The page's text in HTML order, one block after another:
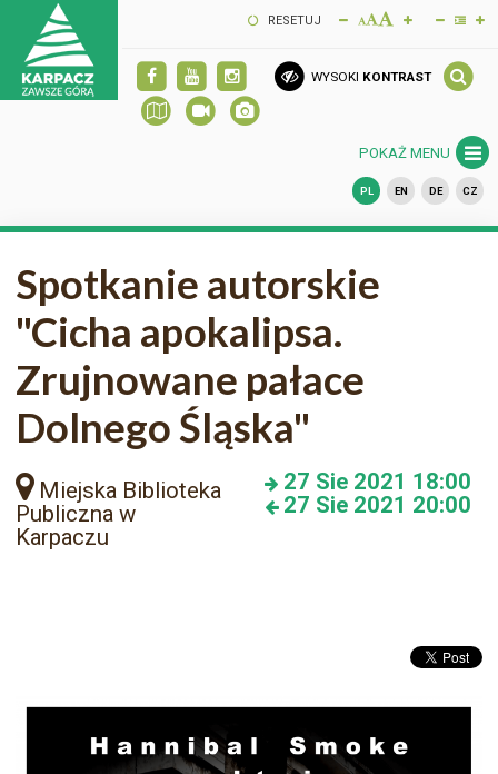
RESETUJ
WYSOKI KONTRAST
POKAŻ MENU
PL EN DE CZ
Spotkanie autorskie
"Cicha apokalipsa.
Zrujnowane pałace
Dolnego Śląska"
Miejska Biblioteka
Publiczna w
Karpaczu
27 Sie 2021 18:00
27 Sie 2021 20:00